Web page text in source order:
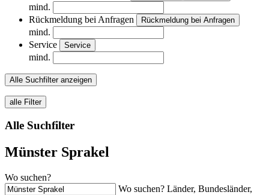
mind.
Rückmeldung bei Anfragen
Rückmeldung bei Anfragen
mind.
Service
Service
mind.
Alle Suchfilter anzeigen
alle Filter
Alle Suchfilter
Münster Sprakel
Wo suchen?
Wo suchen? Länder, Bundesländer,